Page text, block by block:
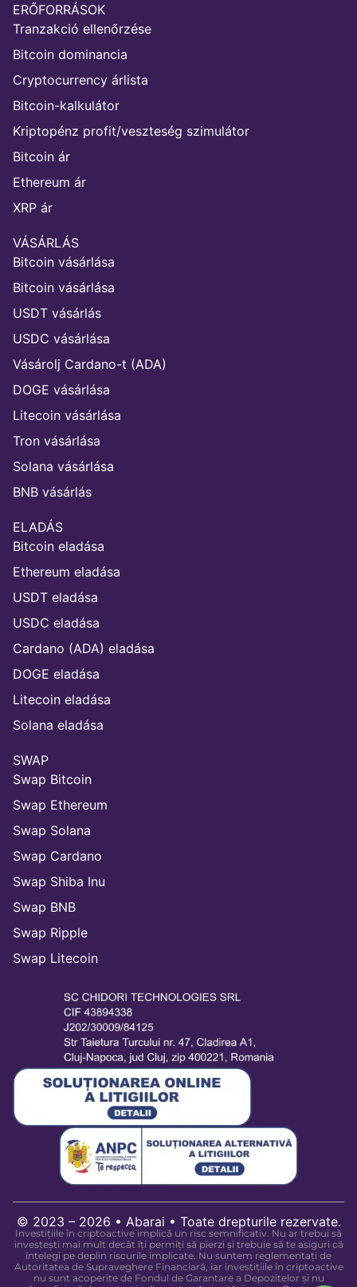
ERŐFORRÁSOK
Tranzakció ellenőrzése
Bitcoin dominancia
Cryptocurrency árlista
Bitcoin-kalkulátor
Kriptopénz profit/veszteség szimulátor
Bitcoin ár
Ethereum ár
XRP ár
VÁSÁRLÁS
Bitcoin vásárlása
Bitcoin vásárlása
USDT vásárlás
USDC vásárlása
Vásárolj Cardano-t (ADA)
DOGE vásárlása
Litecoin vásárlása
Tron vásárlása
Solana vásárlása
BNB vásárlás
ELADÁS
Bitcoin eladása
Ethereum eladása
USDT eladása
USDC eladása
Cardano (ADA) eladása
DOGE eladása
Litecoin eladása
Solana eladása
SWAP
Swap Bitcoin
Swap Ethereum
Swap Solana
Swap Cardano
Swap Shiba Inu
Swap BNB
Swap Ripple
Swap Litecoin
© 2023 – 2026 • Abarai • Toate drepturile rezervate.
Investițiile în criptoactive implică un risc semnificativ. Nu ar trebui să
investești mai mult decât îți permiți să pierzi și trebuie să te asiguri că
înțelegi pe deplin riscurile implicate. Nu suntem reglementați de
Autoritatea de Supraveghere Financiară, iar investițiile în criptoactive
nu sunt acoperite de Fondul de Garantare a Depozitelor și nu